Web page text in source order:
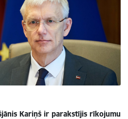
Kariņš ir parakstījis rīkojumu